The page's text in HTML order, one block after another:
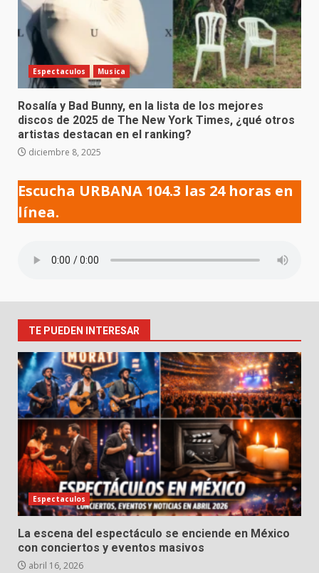
Espectaculos Musica
Rosalía y Bad Bunny, en la lista de los mejores
discos de 2025 de The New York Times, ¿qué otros
artistas destacan en el ranking?
diciembre 8, 2025
Escucha URBANA 104.3 las 24 horas en
línea.
TE PUEDEN INTERESAR
Espectaculos
La escena del espectáculo se enciende en México
con conciertos y eventos masivos
abril 16, 2026